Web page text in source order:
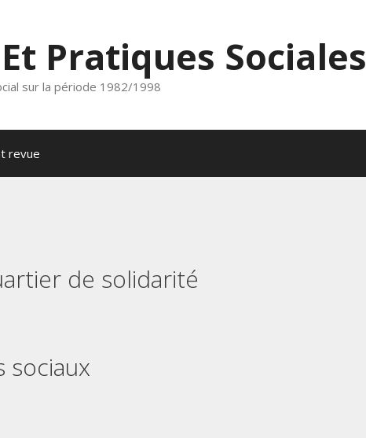
Pratiques Sociales
sur la période 1982/1998
revue
de solidarité
sociaux